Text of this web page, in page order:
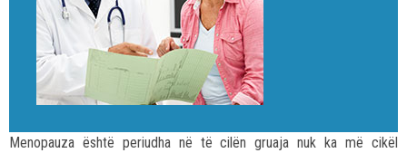
Menopauza është periudha në të cilën gruaja nuk ka më cikël